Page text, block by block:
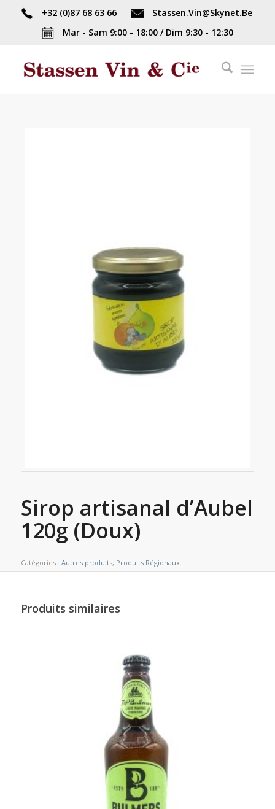
+32 (0)87 68 63 66
Stassen.Vin@Skynet.Be
Mar - Sam 9:00 - 18:00 / Dim 9:30 - 12:30
Sirop artisanal d’Aubel
120g (Doux)
Catégories : Autres produits, Produits Régionaux
Produits similaires